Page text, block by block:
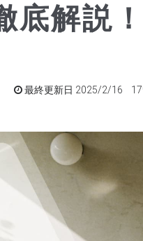
底解説
最終更新日 2025/2/16